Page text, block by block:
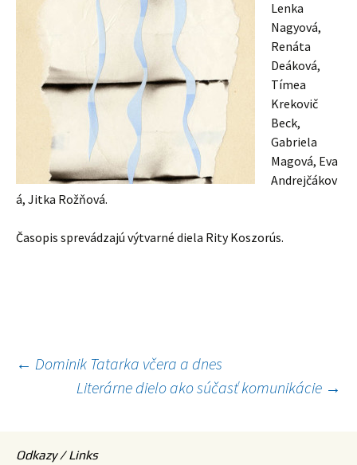
Lenka
Nagyová,
Renáta
Deáková,
Tímea
Krekovič
Beck,
Gabriela
Magová, Eva
Andrejčákov
á, Jitka Rožňová.
Časopis sprevádzajú výtvarné diela Rity Koszorús.
Navigácia
← Dominik Tatarka včera a dnes
Literárne dielo ako súčasť komunikácie →
Odkazy / Links